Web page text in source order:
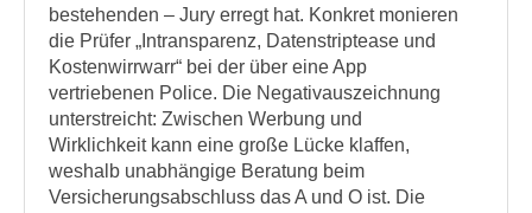
bestehenden – Jury erregt hat. Konkret monieren
die Prüfer „Intransparenz, Datenstriptease und
Kostenwirrwarr“ bei der über eine App
vertriebenen Police. Die Negativauszeichnung
unterstreicht: Zwischen Werbung und
Wirklichkeit kann eine große Lücke klaffen,
weshalb unabhängige Beratung beim
Versicherungsabschluss das A und O ist. Die